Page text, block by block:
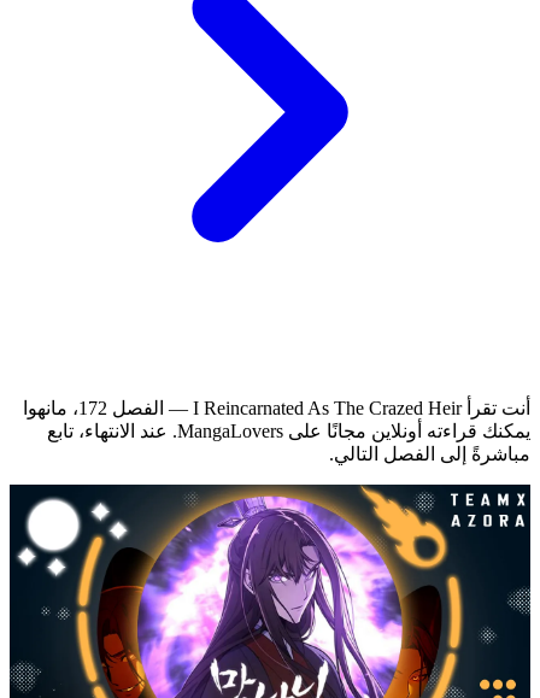
أنت تقرأ I Reincarnated As The Crazed Heir — الفصل 172، مانهوا
يمكنك قراءته أونلاين مجانًا على MangaLovers.
عند الانتهاء، تابع
مباشرةً إلى الفصل التالي.